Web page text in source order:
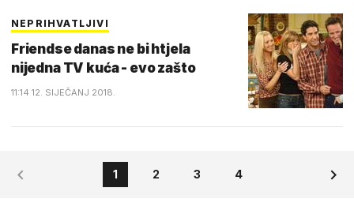
NEPRIHVATLJIVI
Friendse danas ne bi htjela
nijedna TV kuća - evo zašto
11:14 12. SIJEČANJ 2018.
1 2 3 4